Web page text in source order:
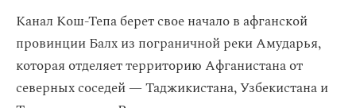
Канал Кош-Тепа берет свое начало в афганской
провинции Балх из пограничной реки Амударья,
которая отделяет территорию Афганистана от
северных соседей — Таджикистана, Узбекистана и